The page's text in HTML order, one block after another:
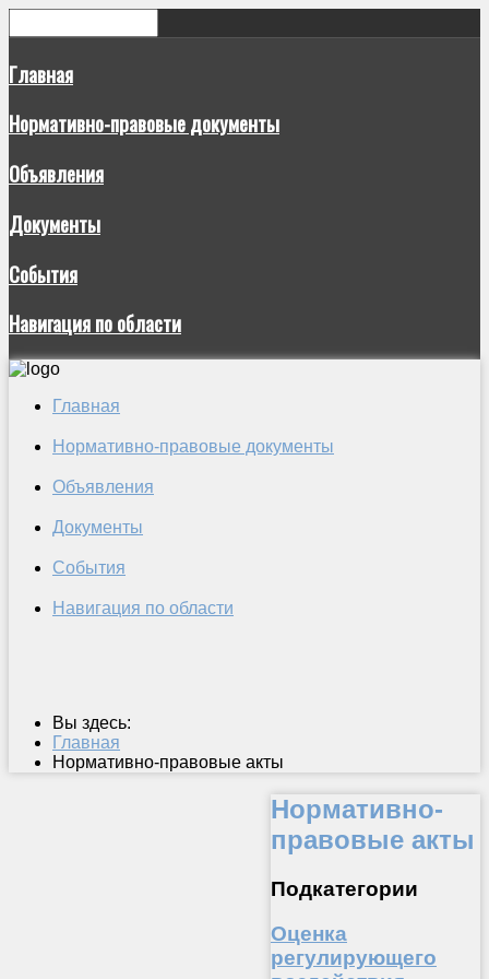
Главная
Нормативно-правовые документы
Объявления
Документы
События
Навигация по области
Главная
Нормативно-правовые документы
Объявления
Документы
События
Навигация по области
Вы здесь:
Главная
Нормативно-правовые акты
Нормативно-
правовые акты
Подкатегории
Оценка
регулирующего